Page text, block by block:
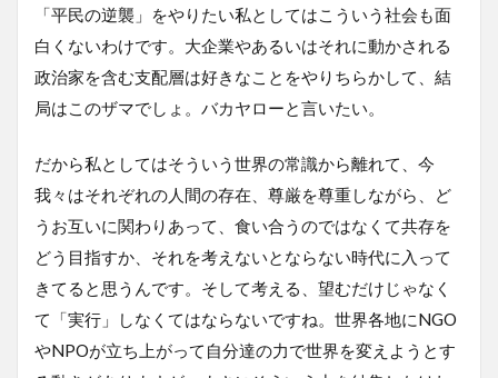
「平民の逆襲」をやりたい私としてはこういう社会も面
白くないわけです。大企業やあるいはそれに動かされる
政治家を含む支配層は好きなことをやりちらかして、結
局はこのザマでしょ。バカヤローと言いたい。
だから私としてはそういう世界の常識から離れて、今
我々はそれぞれの人間の存在、尊厳を尊重しながら、ど
うお互いに関わりあって、食い合うのではなくて共存を
どう目指すか、それを考えないとならない時代に入って
きてると思うんです。そして考える、望むだけじゃなく
て「実行」しなくてはならないですね。世界各地にNGO
やNPOが立ち上がって自分達の力で世界を変えようとす